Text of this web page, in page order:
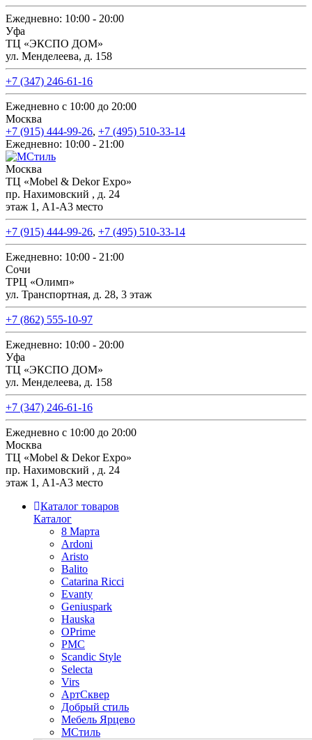
Ежедневно: 10:00 - 20:00
Уфа
ТЦ «ЭКСПО ДОМ»
ул. Менделеева, д. 158
+7 (347) 246-61-16
Ежедневно с 10:00 до 20:00
Москва
+7 (915) 444-99-26, +7 (495) 510-33-14
Ежедневно: 10:00 - 21:00
Москва
ТЦ «Mobel & Dekor Expo»
пр. Нахимовский , д. 24
этаж 1, А1-А3 место
+7 (915) 444-99-26, +7 (495) 510-33-14
Ежедневно: 10:00 - 21:00
Сочи
ТРЦ «Олимп»
ул. Транспортная, д. 28, 3 этаж
+7 (862) 555-10-97
Ежедневно: 10:00 - 20:00
Уфа
ТЦ «ЭКСПО ДОМ»
ул. Менделеева, д. 158
+7 (347) 246-61-16
Ежедневно с 10:00 до 20:00
Москва
ТЦ «Mobel & Dekor Expo»
пр. Нахимовский , д. 24
этаж 1, А1-А3 место
Каталог товаров
Каталог
8 Марта
Ardoni
Aristo
Balito
Catarina Ricci
Evanty
Geniuspark
Hauska
OPrime
PMC
Scandic Style
Selecta
Virs
АртСквер
Добрый стиль
Мебель Ярцево
МСтиль